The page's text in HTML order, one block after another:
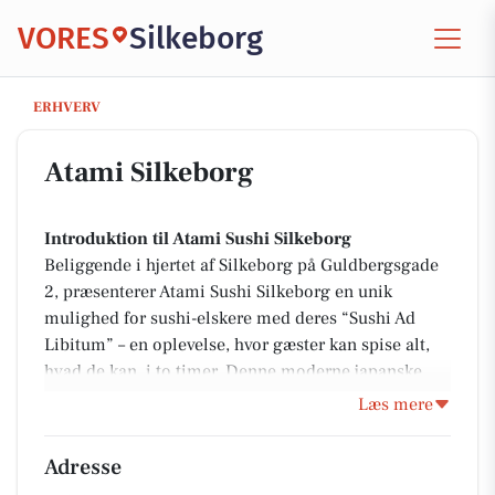
VORES Silkeborg
ERHVERV
Atami Silkeborg
Atami Silkeborg
Introduktion til Atami Sushi Silkeborg
Beliggende i hjertet af Silkeborg på Guldbergsgade
2, præsenterer Atami Sushi Silkeborg en unik
mulighed for sushi-elskere med deres “Sushi Ad
Libitum” – en oplevelse, hvor gæster kan spise alt,
hvad de kan, i to timer. Denne moderne japanske
restaurant tilbyder foruden sushi også forskellige
restauranten er skræddersyet med fokus på god
Læs mere
Adresse